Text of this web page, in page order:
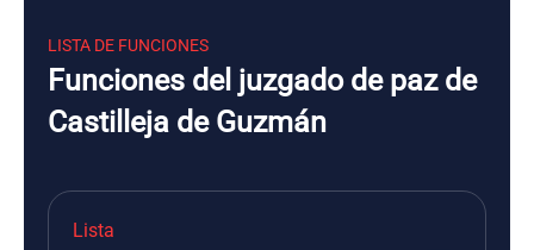
LISTA DE FUNCIONES
Funciones del juzgado de paz de
Castilleja de Guzmán
Lista